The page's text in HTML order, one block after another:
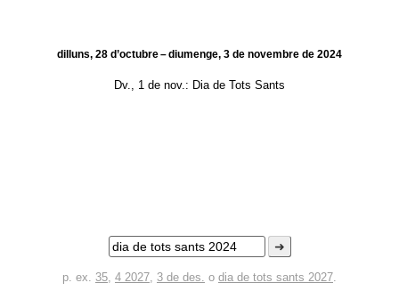
dilluns, 28 d’octubre – diumenge, 3 de novembre de 2024
Dv., 1 de nov.: Dia de Tots Sants
➜
p. ex. 35, 4 2027, 3 de des. o dia de tots sants 2027.